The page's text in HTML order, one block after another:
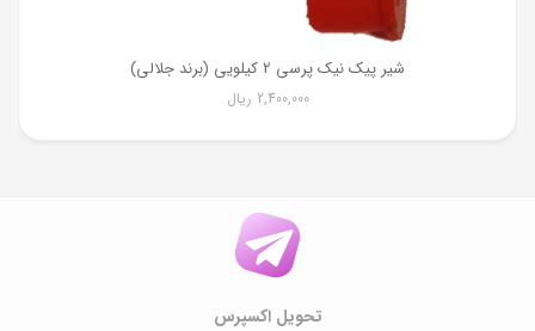
شیر پیک نیک پرسی 2 کیلویی (برند جلالی)
2,400,000 ریال
تحویل اکسپرس